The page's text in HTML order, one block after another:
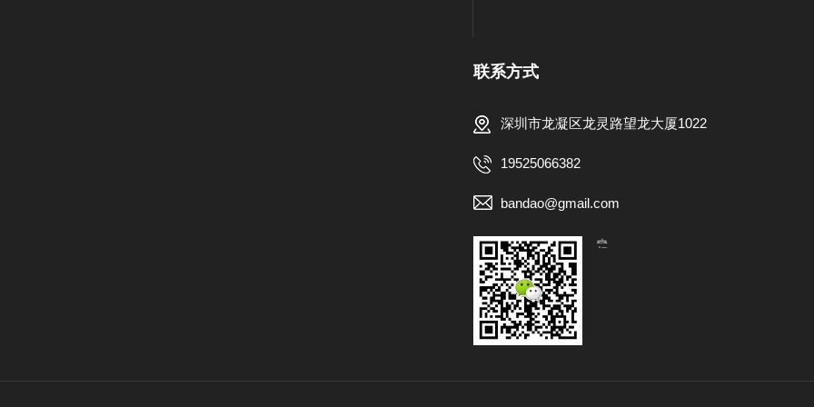
联系方式
深圳市龙凝区龙灵路望龙大厦1022
19525066382
bandao@gmail.com
【扫一扫，关注我们】